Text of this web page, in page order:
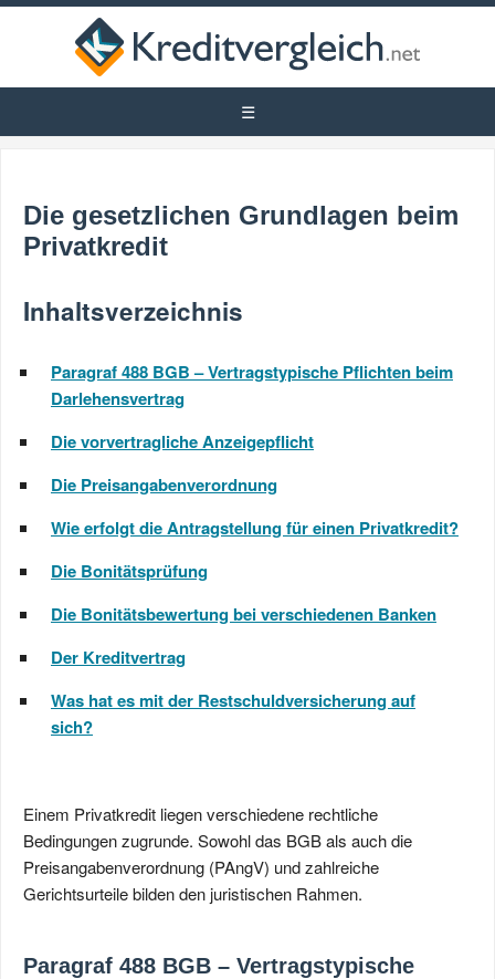
Die gesetzlichen Grundlagen beim
Privatkredit
Inhaltsverzeichnis
Paragraf 488 BGB – Vertragstypische Pflichten beim
Darlehensvertrag
Die vorvertragliche Anzeigepflicht
Die Preisangabenverordnung
Wie erfolgt die Antragstellung für einen Privatkredit?
Die Bonitätsprüfung
Die Bonitätsbewertung bei verschiedenen Banken
Der Kreditvertrag
Was hat es mit der Restschuldversicherung auf
sich?
Einem Privatkredit liegen verschiedene rechtliche
Bedingungen zugrunde. Sowohl das BGB als auch die
Preisangabenverordnung (PAngV) und zahlreiche
Gerichtsurteile bilden den juristischen Rahmen.
Paragraf 488 BGB – Vertragstypische